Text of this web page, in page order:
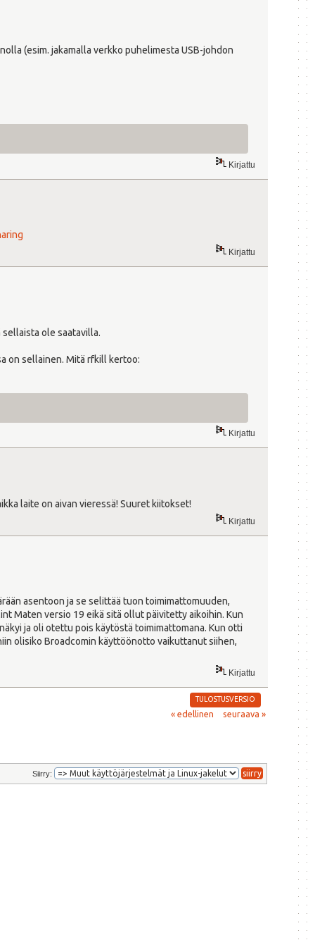
(esim. jakamalla verkko puhelimesta USB-johdon
Kirjattu
Kirjattu
ole saatavilla.
on sellainen. Mitä rfkill kertoo:
Kirjattu
laite on aivan vieressä! Suuret kiitokset!
Kirjattu
asentoon ja se selittää tuon toimimattomuuden,
Maten versio 19 eikä sitä ollut päivitetty aikoihin. Kun
ja oli otettu pois käytöstä toimimattomana. Kun otti
olisiko Broadcomin käyttöönotto vaikuttanut siihen,
Kirjattu
TULOSTUSVERSIO
« edellinen seuraava »
Siirry: